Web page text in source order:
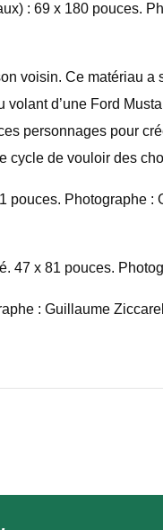
: 69 x 180 pouces.
voisin. Ce matériau a
d’une Ford
personnages pour
de vouloir des
pouces. Photographe
47 x 81 pouces.
: Guillaume